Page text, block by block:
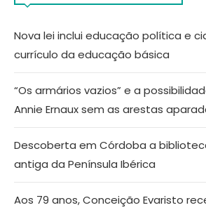
Nova lei inclui educação política e
currículo da educação básica
“Os armários vazios” e a
Annie Ernaux sem as arestas
Descoberta em Córdoba a
antiga da Península Ibérica
Aos 79 anos, Conceição Evaristo